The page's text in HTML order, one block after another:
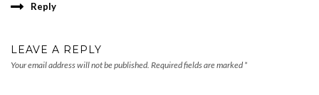
Reply
LEAVE A REPLY
Your email address will not be published. Required fields are marked *